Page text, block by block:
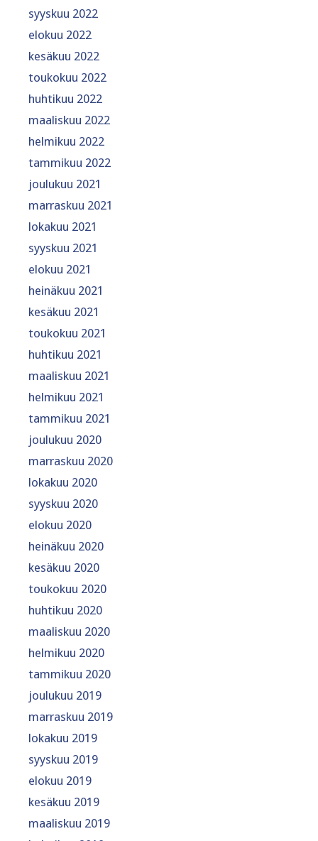
syyskuu 2022
elokuu 2022
kesäkuu 2022
toukokuu 2022
huhtikuu 2022
maaliskuu 2022
helmikuu 2022
tammikuu 2022
joulukuu 2021
marraskuu 2021
lokakuu 2021
syyskuu 2021
elokuu 2021
heinäkuu 2021
kesäkuu 2021
toukokuu 2021
huhtikuu 2021
maaliskuu 2021
helmikuu 2021
tammikuu 2021
joulukuu 2020
marraskuu 2020
lokakuu 2020
syyskuu 2020
elokuu 2020
heinäkuu 2020
kesäkuu 2020
toukokuu 2020
huhtikuu 2020
maaliskuu 2020
helmikuu 2020
tammikuu 2020
joulukuu 2019
marraskuu 2019
lokakuu 2019
syyskuu 2019
elokuu 2019
kesäkuu 2019
maaliskuu 2019